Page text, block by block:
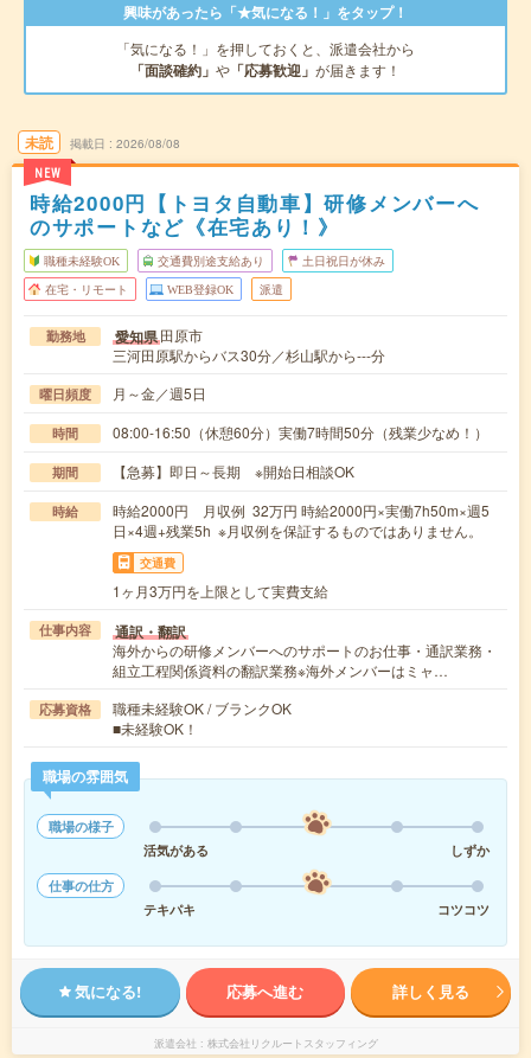
興味があったら「★気になる！」をタップ！
「気になる！」を押しておくと、派遣会社から
「面談確約」 や 「応募歓迎」 が届きます！
未読
NEW
掲載日 2026/08/08
時給2000円【トヨタ自動車】研修メンバーへ
のサポートなど《在宅あり！》
職種未経験OK 交通費別途支給あり 土日祝日が休み
在宅・リモート WEB登録OK 派遣
勤務地 愛知県田原市
三河田原駅からバス30分／杉山駅から---分
曜日頻度 月～金／週5日
時間 08:00-16:50（休憩60分）実働7時間50分（残業少なめ！）
期間 【急募】即日～長期 ※開始日相談OK
時給
時給2000円 月収例 32万円 時給2000円×実働7h50m×週5
日×4週+残業5h ※月収例を保証するものではありません。
交通費
1ヶ月3万円を上限として実費支給
仕事内容 通訳・翻訳
海外からの研修メンバーへのサポートのお仕事・通訳業務・
組立工程関係資料の翻訳業務※海外メンバーはミャ…
応募資格
職種未経験OK / ブランクOK
■未経験OK！
職場の雰囲気
職場の様子
活気がある
しずか
仕事の仕方
テキパキ
コツコツ
気になる! 応募へ進む 詳しく見る
派遣会社 株式会社リクルートスタッフィング